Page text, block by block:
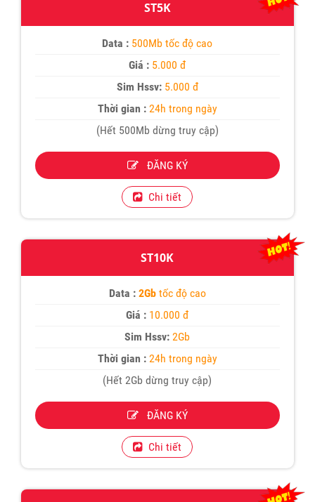
ST5K
Data : 500Mb tốc độ cao
Giá : 5.000 đ
Sim Hssv:5.000 đ
Thời gian :24h trong ngày
(Hết 500Mb dừng truy cập)
ĐĂNG KÝ
Chi tiết
ST10K
Data :2Gb tốc độ cao
Giá : 10.000 đ
Sim Hssv: 2Gb
Thời gian :24h trong ngày
(Hết 2Gb dừng truy cập)
ĐĂNG KÝ
Chi tiết